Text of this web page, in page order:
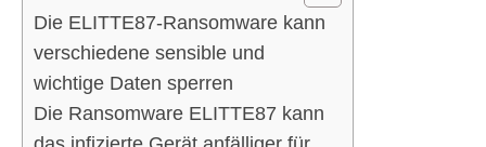
Die ELITTE87-Ransomware kann
verschiedene sensible und
wichtige Daten sperren
Die Ransomware ELITTE87 kann